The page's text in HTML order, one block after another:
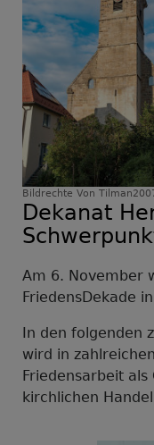
Bildrechte Von
Dekanat
Am 6. November
FriedensDekade
In den folgenden
wird in
Friedensarbeit
kirchlichen